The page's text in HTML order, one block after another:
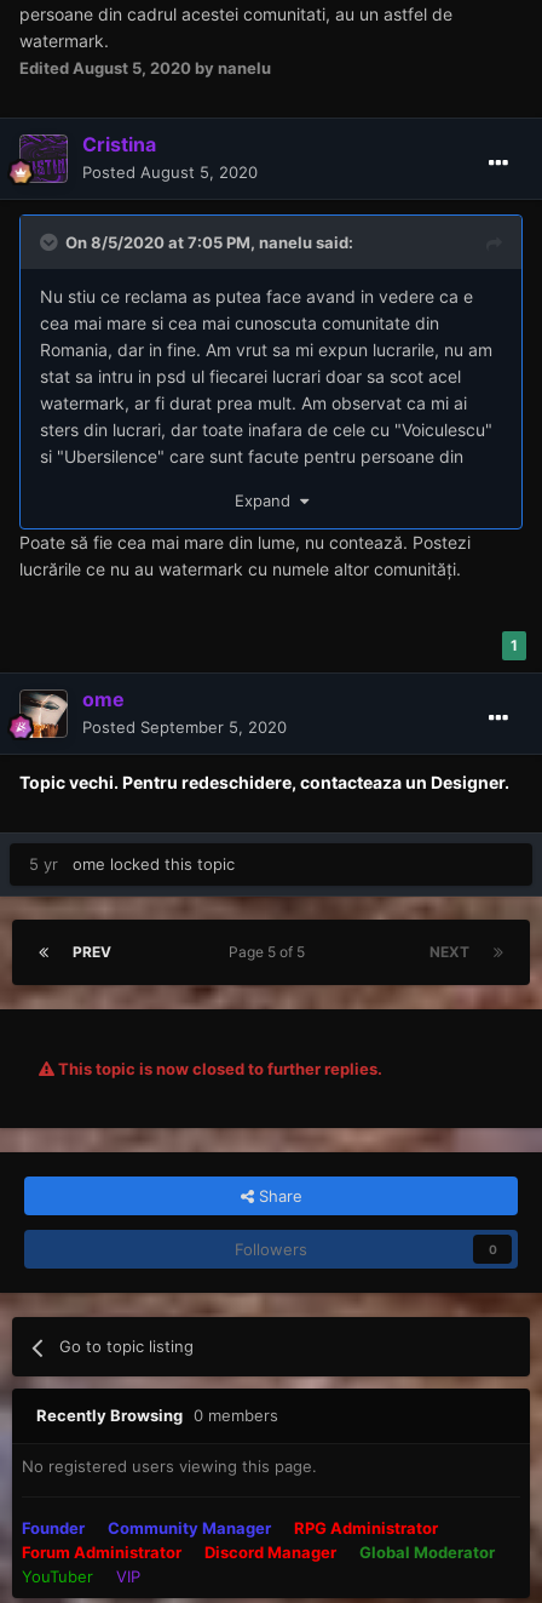
persoane din cadrul acestei comunitati, au un astfel de
watermark.
Edited August 5, 2020 by nanelu
Cristina
Posted August 5, 2020
On 8/5/2020 at 7:05 PM,nanelusaid:
Nu stiu ce reclama as putea face avand in vedere ca e
cea mai mare si cea mai cunoscuta comunitate din
Romania, dar in fine. Am vrut sa mi expun lucrarile, nu am
stat sa intru in psd ul fiecarei lucrari doar sa scot acel
watermark, ar fi durat prea mult. Am observat ca mi ai
sters din lucrari, dar toate inafara de cele cu "Voiculescu"
si "Ubersilence" care sunt facute pentru persoane din
Expand
Poate să fie cea mai mare din lume, nu contează. Postezi
lucrările ce nu au watermark cu numele altor comunități.
1
ome
Posted September 5, 2020
Topic vechi. Pentru redeschidere, contacteaza un Designer.
5 yr ome locked this topic
PREV NEXT
Page 5 of 5
This topic is now closed to further replies.
Share
Followers 0
Go to topic listing
Recently Browsing 0 members
No registered users viewing this page.
Founder Community Manager
RPG Administrator
Forum Administrator
Discord Manager
Global Moderator
YouTuber
VIP